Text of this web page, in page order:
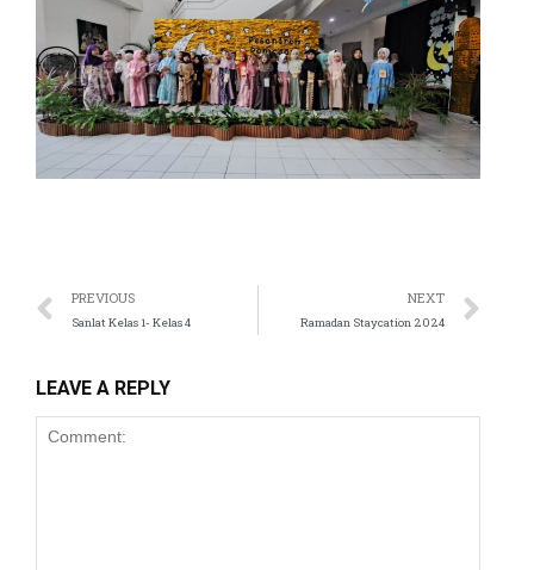
PREVIOUS
Sanlat Kelas 1- Kelas 4
NEXT
Ramadan Staycation 2024
LEAVE A REPLY